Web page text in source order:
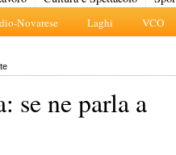
Novarese Laghi VCO
se ne parla a